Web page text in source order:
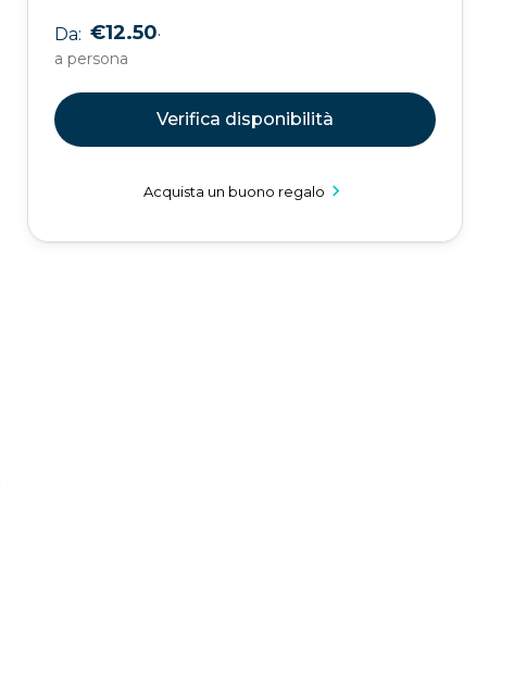
Da: €12.50.
a persona
Verifica disponibilità
Acquista un buono regalo